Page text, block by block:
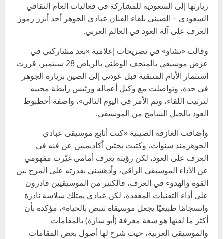
زيارتها إلى السعودية للمشاركة في فعاليات العام الثقافي
السعودي – الصيني بلقاء الفنان عبادي الجوهر أحد أبرز رموز
العزف على آلة العود في العالم العربي.
وقالت «تشاو» في تصريحات إعلامية «بعد مشاركتي في
عرض موسيقي بالمتحف الوطني بالرياض 28 سبتمبر، قررت
استثمار الأيام المتبقية قبل عودتي إلى الصين بزيارة الجوهر
في جدة، وتواصلت مع وكيل أعماله ورئيس رابطة محبيه
لترتيب اللقاء، وتم الأمر في اليوم التالي»، واصفة أخطبوط
العود بالجبل الشامخ من الموسيقى.
وأضافت العازفة الصينية «كنت أتابع موسيقى عبادي
الجوهرمنذ سنوات، وكتبت بحثين أكاديميين عن فنه في
العزف على العود، لكن رؤيته يعزف أمامي غيّرت مفهومي
عن الأداء الموسيقي الراقي، وأدهشني بقدرته على المزج بين
القوة والهدوء في العزف، فالكثير من الموسيقيين قادرون
على أداء التقنيات المعقدة، لكن عبادي يمتلك سلاسة نادرة
وانسجامًا طبيعيًا يجعل موسيقاه تنبض بالحياة»، مؤكدة بأن
أكثر ما لفتها هو سعة معرفة (أبو سارة) بالمقامات
والموسيقى العربية، حيث شرح لها أصول بعض المقامات